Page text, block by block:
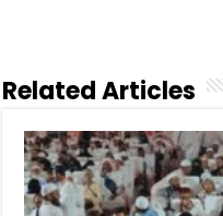
Related Articles